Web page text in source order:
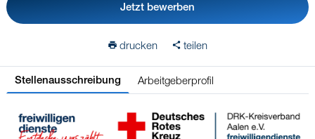
Jetzt bewerben
drucken teilen
Stellenausschreibung Arbeitgeberprofil